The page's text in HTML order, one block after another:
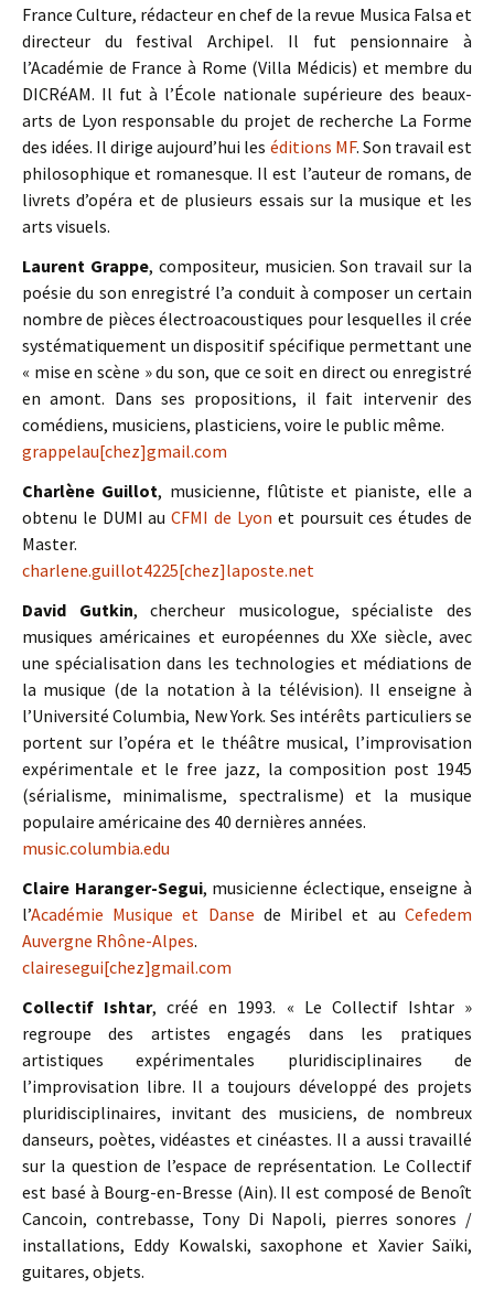
France Culture, rédacteur en chef de la revue Musica Falsa et
directeur du festival Archipel. Il fut pensionnaire à
l’Académie de France à Rome (Villa Médicis) et membre du
DICRéAM. Il fut à l’École nationale supérieure des beaux-
arts de Lyon responsable du projet de recherche La Forme
des idées. Il dirige aujourd’hui les éditions MF. Son travail est
philosophique et romanesque. Il est l’auteur de romans, de
livrets d’opéra et de plusieurs essais sur la musique et les
arts visuels.
Laurent Grappe, compositeur, musicien. Son travail sur la
poésie du son enregistré l’a conduit à composer un certain
nombre de pièces électroacoustiques pour lesquelles il crée
systématiquement un dispositif spécifique permettant une
« mise en scène » du son, que ce soit en direct ou enregistré
en amont. Dans ses propositions, il fait intervenir des
comédiens, musiciens, plasticiens, voire le public même.
grappelau[chez]gmail.com
Charlène Guillot, musicienne, flûtiste et pianiste, elle a
obtenu le DUMI auCFMI de Lyon et poursuit ces études de
Master.
charlene.guillot4225[chez]laposte.net
David Gutkin, chercheur musicologue, spécialiste des
musiques américaines et européennes du XXe siècle, avec
une spécialisation dans les technologies et médiations de
la musique (de la notation à la télévision). Il enseigne à
l’Université Columbia, New York. Ses intérêts particuliers se
portent sur l’opéra et le théâtre musical, l’improvisation
expérimentale et le free jazz, la composition post 1945
(sérialisme, minimalisme, spectralisme) et la musique
populaire américaine des 40 dernières années.
music.columbia.edu
Claire Haranger-Segui, musicienne éclectique, enseigne à
l’Académie Musique et Danse de Miribel et au Cefedem
Auvergne Rhône-Alpes.
clairesegui[chez]gmail.com
Collectif Ishtar, créé en 1993. « Le Collectif Ishtar »
regroupe des artistes engagés dans les pratiques
artistiques expérimentales pluridisciplinaires de
l’improvisation libre. Il a toujours développé des projets
pluridisciplinaires, invitant des musiciens, de nombreux
danseurs, poètes, vidéastes et cinéastes. Il a aussi travaillé
sur la question de l’espace de représentation. Le Collectif
est basé à Bourg-en-Bresse (Ain). Il est composé de Benoît
Cancoin, contrebasse, Tony Di Napoli, pierres sonores /
installations, Eddy Kowalski, saxophone et Xavier Saïki,
guitares, objets.